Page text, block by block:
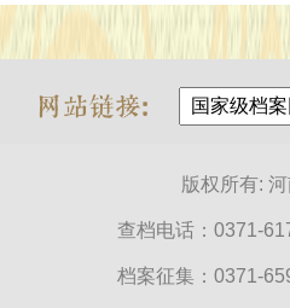
版权所有:
查档电话：0371-
档案征集：0371-